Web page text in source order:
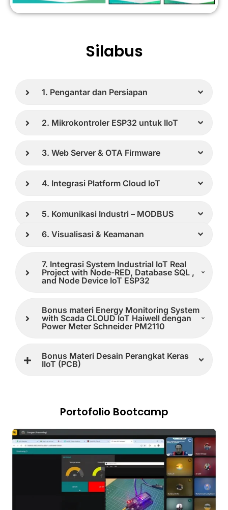
Silabus
1. Pengantar dan Persiapan
2. Mikrokontroler ESP32 untuk IIoT
3. Web Server & OTA Firmware
4. Integrasi Platform Cloud IoT
5. Komunikasi Industri – MODBUS
6. Visualisasi & Keamanan
7. Integrasi System Industrial IoT Real
Project with Node-RED, Database SQL ,
and Node Device IoT ESP32
Bonus materi Energy Monitoring System
with Scada CLOUD IoT Haiwell dengan
Power Meter Schneider PM2110
Bonus Materi Desain Perangkat Keras
IIoT (PCB)
Portofolio Bootcamp